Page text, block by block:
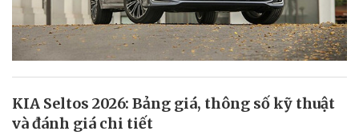
KIA Seltos 2026: Bảng giá, thông số kỹ thuật
và đánh giá chi tiết